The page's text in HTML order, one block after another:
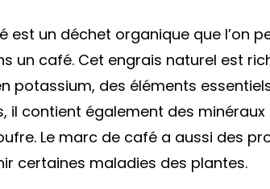
est un déchet organique que l’on
un café. Cet engrais naturel est
potassium, des éléments
il contient également des
Le marc de café a aussi des
certaines maladies des plantes.